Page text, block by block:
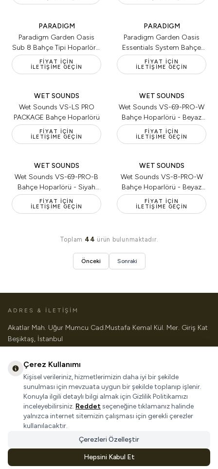
PARADIGM
Paradigm Garden Oasis
Sub 8 Bahçe Tipi Hoparlör -
Siyah (Tekli)
FIYAT İÇIN
İLETIŞIME GEÇIN
PARADIGM
Paradigm Garden Oasis
Essentials System Bahçe
Tipi Hoparlör - Koyu Saten
Kahve (Tekli)
FIYAT İÇIN
İLETIŞIME GEÇIN
WET SOUNDS
Wet Sounds VS-LS PRO
PACKAGE Bahçe Hoparlörü
FIYAT İÇIN
İLETIŞIME GEÇIN
WET SOUNDS
Wet Sounds VS-69-PRO-W
Bahçe Hoparlörü - Beyaz
(Tekli)
FIYAT İÇIN
İLETIŞIME GEÇIN
WET SOUNDS
Wet Sounds VS-69-PRO-B
Bahçe Hoparlörü - Siyah
(Tekli)
FIYAT İÇIN
İLETIŞIME GEÇIN
WET SOUNDS
Wet Sounds VS-8-PRO-W
Bahçe Hoparlörü - Beyaz
(Tekli)
FIYAT İÇIN
İLETIŞIME GEÇIN
Toplam 44 ürün bulunmaktadır.
Önceki Sonraki
ADRES & İLETİŞİM
Akatlar Mah. Uğur Mumcu Cad.Mustafa Kemal Kül. Mer. Giriş Kat
Beşiktaş, İstanbul
0 212 227 9540
info@triohome.com.tr
KATEGORILER
ÖNEMLI BILGILER
HIZLI ERIŞIM
© TRIO SES, IŞIK VE GÖRÜNTÜ SISTEMLERI
Çerez Kullanımı
Kişisel verileriniz, hizmetlerimizin daha iyi bir şekilde
sunulması için mevzuata uygun bir şekilde toplanıp işlenir.
Konuyla ilgili detaylı bilgi almak için Gizlilik Politikamızı
inceleyebilirsiniz. Reddet seçeneğine tıklamanız halinde
yalnızca internet sitemizin çalışması için gerekli çerezler
kullanılacaktır.
Çerezleri Özelleştir
Hepsini Kabul Et